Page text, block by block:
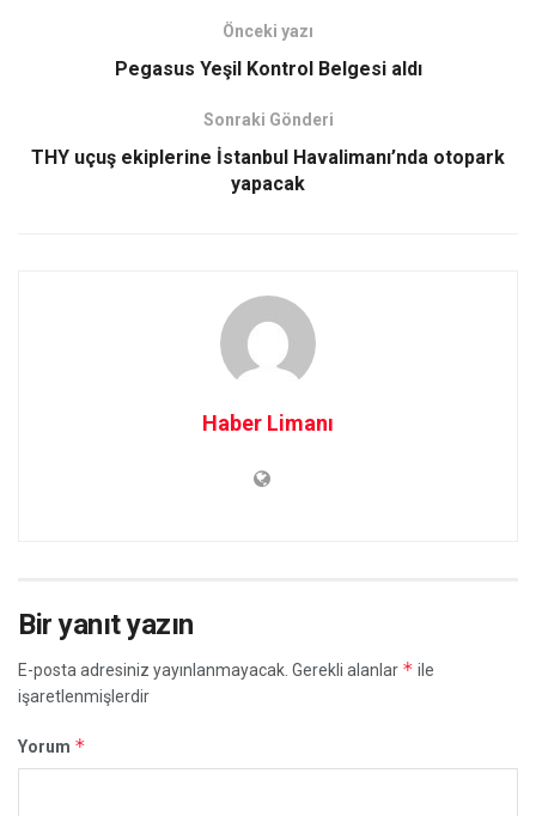
Önceki yazı
Pegasus Yeşil Kontrol Belgesi aldı
Sonraki Gönderi
THY uçuş ekiplerine İstanbul Havalimanı’nda otopark
yapacak
Haber Limanı
Bir yanıt yazın
E-posta adresiniz yayınlanmayacak. Gerekli alanlar * ile
işaretlenmişlerdir
Yorum *